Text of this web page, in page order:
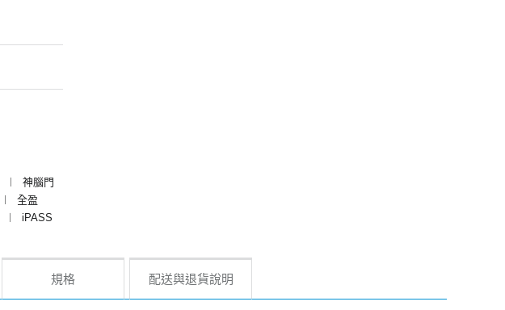
神腦門
全盈
iPASS
規格 配送與退貨說明